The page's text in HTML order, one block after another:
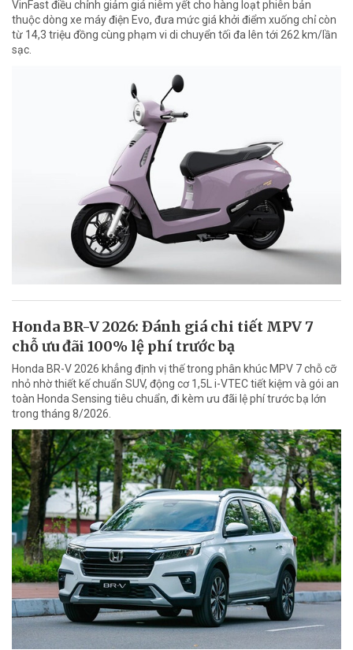
VinFast điều chỉnh giảm giá niêm yết cho hàng loạt phiên bản
thuộc dòng xe máy điện Evo, đưa mức giá khởi điểm xuống chỉ còn
từ 14,3 triệu đồng cùng phạm vi di chuyển tối đa lên tới 262 km/lần
sạc.
Honda BR-V 2026: Đánh giá chi tiết MPV 7
chỗ ưu đãi 100% lệ phí trước bạ
Honda BR-V 2026 khẳng định vị thế trong phân khúc MPV 7 chỗ cỡ
nhỏ nhờ thiết kế chuẩn SUV, động cơ 1,5L i-VTEC tiết kiệm và gói an
toàn Honda Sensing tiêu chuẩn, đi kèm ưu đãi lệ phí trước bạ lớn
trong tháng 8/2026.